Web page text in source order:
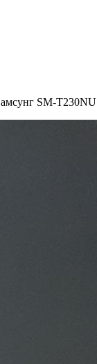
SM-T230NU